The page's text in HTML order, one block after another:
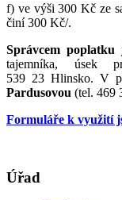
f) ve výši 300 Kč ze
činí 300 Kč/.
Správcem
tajemníka, úsek
539 23 Hlinsko. V
Pardusovou (tel. 469
Formuláře k využití
Úřad